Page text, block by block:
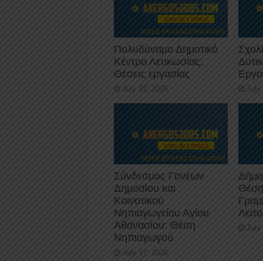
Πολυδύναμο Δημοτικό
Κέντρο Λευκωσίας:
Θέσεις εργασίας
July 22, 2026 July
Σύνδεσμος Γονέων
Δημοσίου και
Κοινοτικού
Νηπιαγωγείου Αγίου
Αθανασίου: Θέση
Νηπιαγωγού
July 17, 2026
July